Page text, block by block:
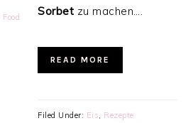
Food
Sorbet zu machen….
READ MORE
Filed Under: Eis, Rezepte